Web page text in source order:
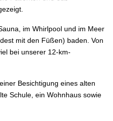
im Whirlpool und im Meer
mit den Füßen) baden. Von
bei unserer 12-km-
Besichtigung eines alten
Schule, ein Wohnhaus sowie